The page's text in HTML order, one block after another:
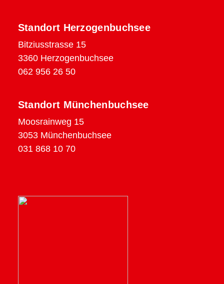
Standort Herzogenbuchsee
Bitziusstrasse 15
3360 Herzogenbuchsee
062 956 26 50
Standort Münchenbuchsee
Moosrainweg 15
3053 Münchenbuchsee
031 868 10 70